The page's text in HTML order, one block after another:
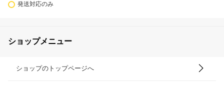
発送対応のみ
ショップメニュー
ショップのトップページへ